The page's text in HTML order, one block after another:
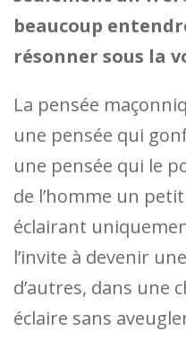
beaucoup
résonner sous la
La pensée
une pensée qui
une pensée qui le
de l’homme un
éclairant
l’invite à devenir
d’autres, dans une
éclaire sans